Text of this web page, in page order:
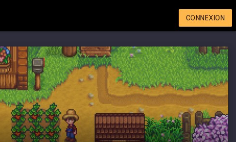
CONNEXION